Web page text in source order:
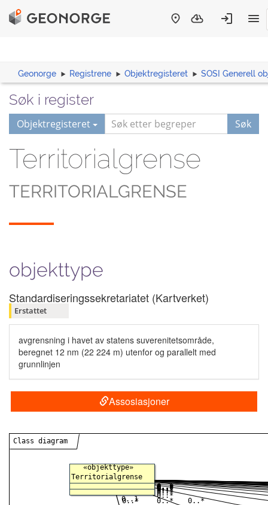
Geonorge Registrene Objektregisteret SOSI Generell
Søk i register
Objektregisteret Søk
Territorialgrense
TERRITORIALGRENSE
objekttype
Standardiseringssekretariatet (Kartverket)
Erstattet
avgrensning i havet av statens suverenitetsområde,
beregnet 12 nm (22 224 m) utenfor og parallelt med
grunnlinjen
Assosiasjoner